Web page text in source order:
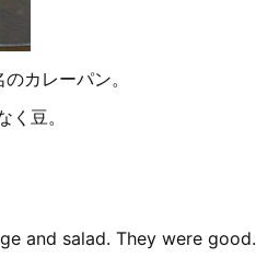
カレーパン。
豆。
and salad. They were good.